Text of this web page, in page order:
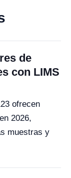
de
con LIMS
ofrecen
2026,
muestras y